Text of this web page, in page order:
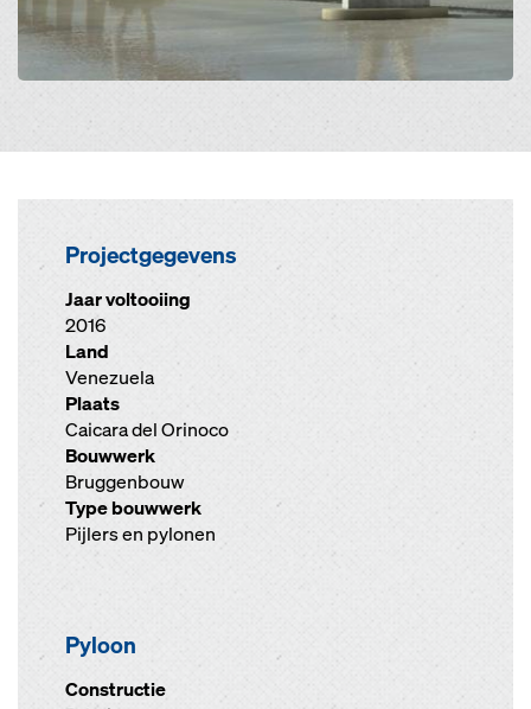
Projectgegevens
Jaar voltooiing
2016
Land
Venezuela
Plaats
Caicara del Orinoco
Bouwwerk
Bruggenbouw
Type bouwwerk
Pijlers en pylonen
Pyloon
Constructie